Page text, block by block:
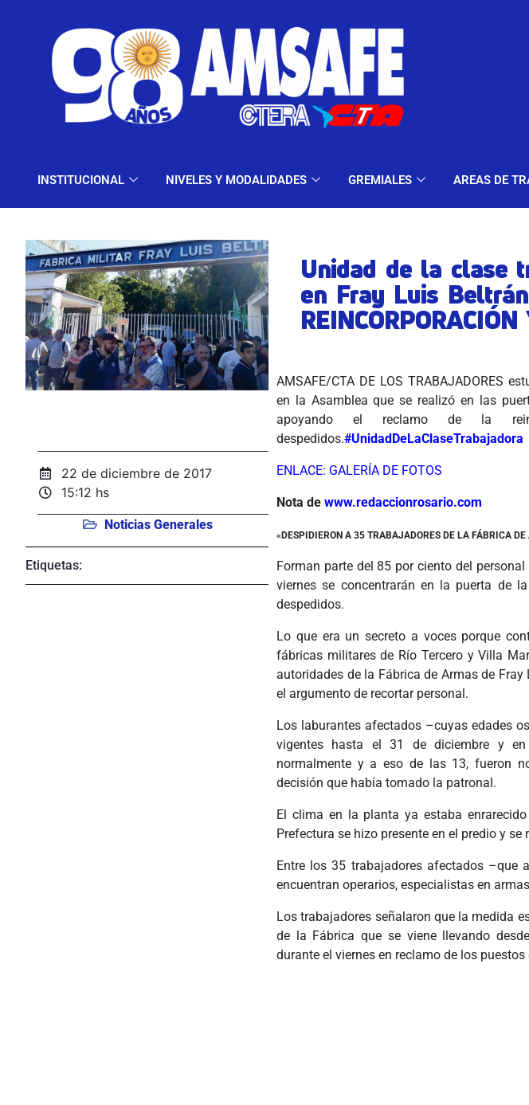
INSTITUCIONAL NIVELES Y MODALIDADES GREMIALES AREAS DE
INSTITUCIONAL NIVELES Y MODALIDADES
22 de diciembre de 2017
15:12 hs
Noticias Generales
Etiquetas:
Unidad de la clase
en Fray Luis
REINCORPORACIÓN
AMSAFE/CTA DE LOS TRABAJADORES
en la Asamblea que se realizó en las
apoyando el reclamo de la
despedidos.#UnidadDeLaClaseTrabajadora
ENLACE: GALERÍA DE FOTOS
Nota de www.redaccionrosario.com
«DESPIDIERON A 35 TRABAJADORES DE LA FÁBRICA
Forman parte del 85 por ciento del
viernes se concentrarán en la puerta de
despedidos.
Lo que era un secreto a voces porque
fábricas militares de Río Tercero y Villa
autoridades de la Fábrica de Armas de
el argumento de recortar personal.
Los laburantes afectados –cuyas edades
vigentes hasta el 31 de diciembre y
normalmente y a eso de las 13, fueron
decisión que había tomado la patronal.
El clima en la planta ya estaba
Prefectura se hizo presente en el predio y
Entre los 35 trabajadores afectados –que
encuentran operarios, especialistas en
Los trabajadores señalaron que la medida
de la Fábrica que se viene llevando
durante el viernes en reclamo de los puestos